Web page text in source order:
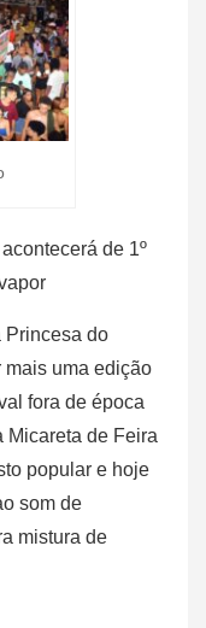
de 1º
Princesa do
mais uma edição
fora de época
Micareta de Feira
popular e hoje
som de
mistura de